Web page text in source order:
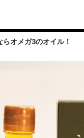
オメガ3のオイル！